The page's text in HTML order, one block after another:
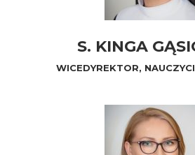
S. KINGA
WICEDYREKTOR,